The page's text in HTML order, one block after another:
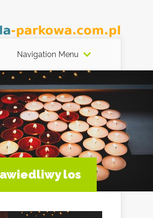
Navigation Menu
los